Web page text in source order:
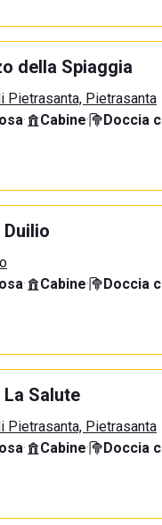
della Spiaggia
Pietrasanta, Pietrasanta
· Cabine· Doccia
Duilio
· Cabine· Doccia
La Salute
Pietrasanta, Pietrasanta
· Cabine· Doccia